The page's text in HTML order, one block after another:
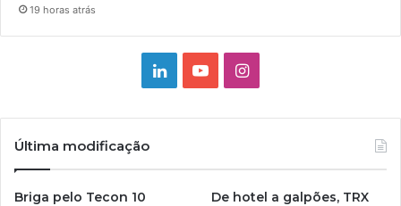
19 horas atrás
LinkedinYouTubeInstagram
Última modificação
Briga pelo Tecon 10
De hotel a galpões, TRX